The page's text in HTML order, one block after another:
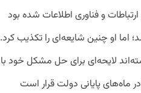
و فناوری اطلاعات شده بود
او چنین شایعه‌ای را تکذیب کرد.
لایحه‌ای برای حل مشکل خود با
ماه‌های پایانی دولت قرار است